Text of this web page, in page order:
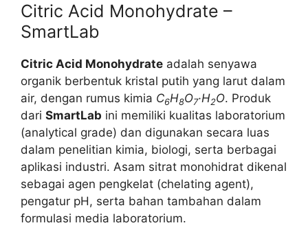
Citric Acid Monohydrate –
SmartLab
Citric Acid Monohydrate adalah senyawa
organik berbentuk kristal putih yang larut dalam
air, dengan rumus kimia C6H8O7·H2O. Produk
dari SmartLab ini memiliki kualitas laboratorium
(analytical grade) dan digunakan secara luas
dalam penelitian kimia, biologi, serta berbagai
aplikasi industri. Asam sitrat monohidrat dikenal
sebagai agen pengkelat (chelating agent),
pengatur pH, serta bahan tambahan dalam
formulasi media laboratorium.